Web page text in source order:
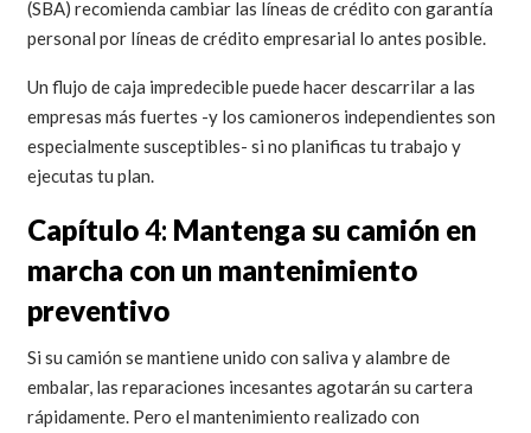
(SBA) recomienda cambiar las líneas de crédito con garantía
personal por líneas de crédito empresarial lo antes posible.
Un flujo de caja impredecible puede hacer descarrilar a las
empresas más fuertes -y los camioneros independientes son
especialmente susceptibles- si no planificas tu trabajo y
ejecutas tu plan.
Capítulo4: Mantenga su camión en
marcha con un mantenimiento
preventivo
Si su camión se mantiene unido con saliva y alambre de
embalar, las reparaciones incesantes agotarán su cartera
rápidamente. Pero el mantenimiento realizado con